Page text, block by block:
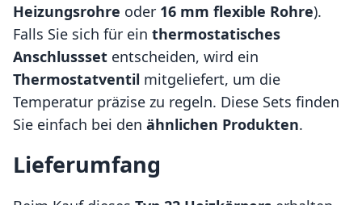
Heizungsrohre oder 16 mm flexible Rohre).
Falls Sie sich für ein thermostatisches
Anschlussset entscheiden, wird ein
Thermostatventil mitgeliefert, um die
Temperatur präzise zu regeln. Diese Sets finden
Sie einfach bei den ähnlichen Produkten.
Lieferumfang